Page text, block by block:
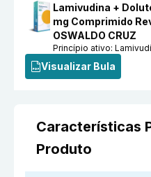
Lamivudina +
mg Comprimido
OSWALDO CRUZ
Princípio ativo:
Visualizar Bula
Características
Produto